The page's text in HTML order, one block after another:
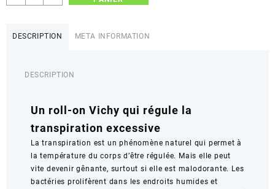
de
DESCRIPTION META INFORMATION
DESCRIPTION
Un roll-on Vichy qui régule la
transpiration excessive
La transpiration est un phénomène naturel qui permet à
la température du corps d’être régulée. Mais elle peut
vite devenir gênante, surtout si elle est malodorante. Les
bactéries prolifèrent dans les endroits humides et